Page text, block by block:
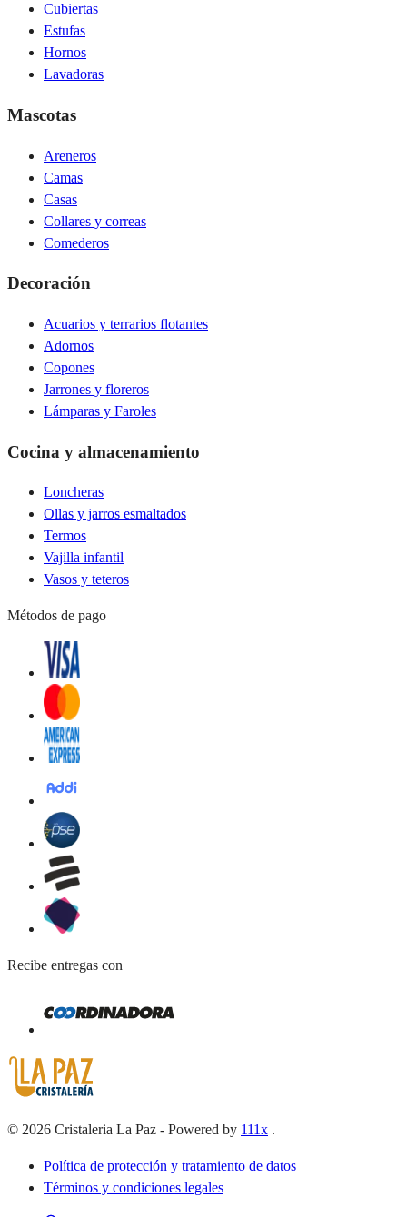
Cubiertas
Estufas
Hornos
Lavadoras
Mascotas
Areneros
Camas
Casas
Collares y correas
Comederos
Decoración
Acuarios y terrarios flotantes
Adornos
Copones
Jarrones y floreros
Lámparas y Faroles
Cocina y almacenamiento
Loncheras
Ollas y jarros esmaltados
Termos
Vajilla infantil
Vasos y teteros
Métodos de pago
Recibe entregas con
© 2026 Cristaleria La Paz - Powered by 111x .
Política de protección y tratamiento de datos
Términos y condiciones legales